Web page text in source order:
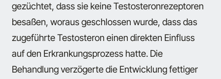
gezüchtet, dass sie keine Testosteronrezeptoren
besaßen, woraus geschlossen wurde, dass das
zugeführte Testosteron einen direkten Einfluss
auf den Erkrankungsprozess hatte. Die
Behandlung verzögerte die Entwicklung fettiger